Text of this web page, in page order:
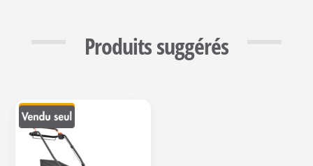
Produits suggérés